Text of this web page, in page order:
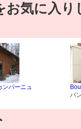
お気に入
ンパーニュ
パ